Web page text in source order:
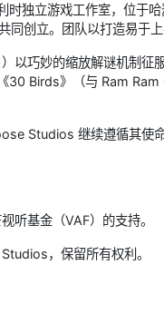
独立游戏工作室，位于
创立。团队以打造易于上
以巧妙的缩放解谜机制征
30 Birds》（与 Ram
Studios 继续遵循其使
听基金（VAF）的支持。
，保留所有权利。